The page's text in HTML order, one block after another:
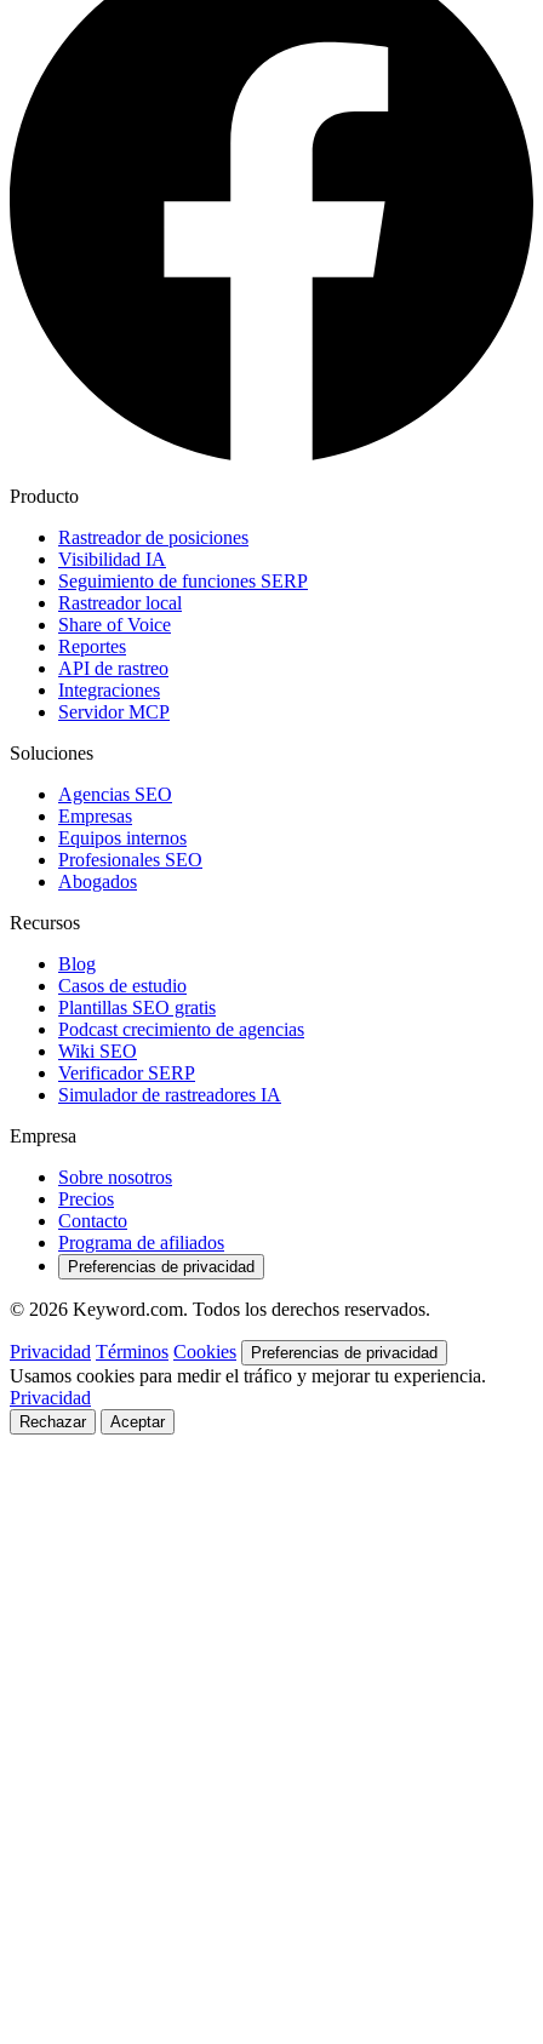
Producto
Rastreador de posiciones
Visibilidad IA
Seguimiento de funciones SERP
Rastreador local
Share of Voice
Reportes
API de rastreo
Integraciones
Servidor MCP
Soluciones
Agencias SEO
Empresas
Equipos internos
Profesionales SEO
Abogados
Recursos
Blog
Casos de estudio
Plantillas SEO gratis
Podcast crecimiento de agencias
Wiki SEO
Verificador SERP
Simulador de rastreadores IA
Empresa
Sobre nosotros
Precios
Contacto
Programa de afiliados
Preferencias de privacidad
© 2026 Keyword.com. Todos los derechos reservados.
Privacidad Términos Cookies Preferencias de privacidad
Usamos cookies para medir el tráfico y mejorar tu experiencia.
Privacidad
Rechazar Aceptar